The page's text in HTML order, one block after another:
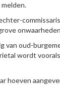
van oud-
wordt
hoeven